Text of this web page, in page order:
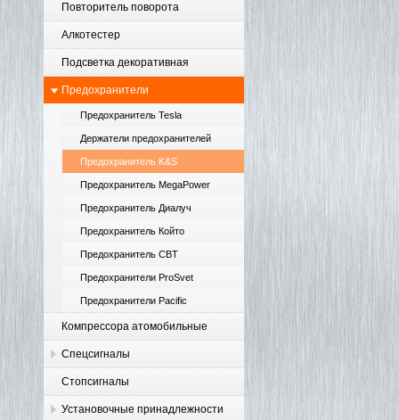
Повторитель поворота
Алкотестер
Подсветка декоративная
Предохранители
Предохранитель Tesla
Держатели предохранителей
Предохранитель K&S
Предохранитель MegaPower
Предохранитель Диалуч
Предохранитель Който
Предохранитель CBT
Предохранители ProSvet
Предохранители Pacific
Компрессора атомобильные
Спецсигналы
Стопсигналы
Установочные принадлежности